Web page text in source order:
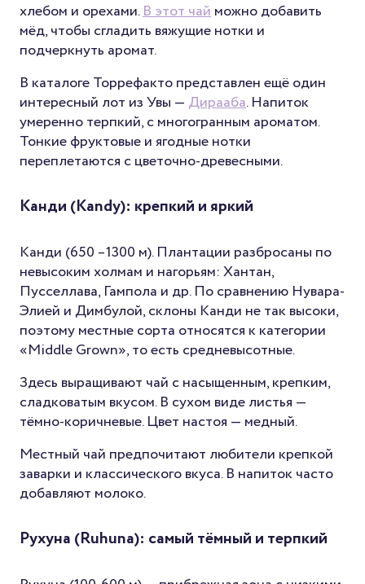
хлебом и орехами.В этот чайможно добавить
мёд, чтобы сгладить вяжущие нотки и
подчеркнуть аромат.
В каталоге Торрефакто представлен ещё один
интересный лот из Увы — Дирааба. Напиток
умеренно терпкий, с многогранным ароматом.
Тонкие фруктовые и ягодные нотки
переплетаются с цветочно-древесными.
Канди (Kandy): крепкий и яркий
Канди (650 –1300 м). Плантации разбросаны по
невысоким холмам и нагорьям: Хантан,
Пусселлава, Гампола и др. По сравнению Нувара-
Элией и Димбулой, склоны Канди не так высоки,
поэтому местные сорта относятся к категории
«Middle Grown», то есть средневысотные.
Здесь выращивают чай с насыщенным, крепким,
сладковатым вкусом. В сухом виде листья —
тёмно-коричневые. Цвет настоя — медный.
Местный чай предпочитают любители крепкой
заварки и классического вкуса. В напиток часто
добавляют молоко.
Рухуна (Ruhuna): самый тёмный и терпкий